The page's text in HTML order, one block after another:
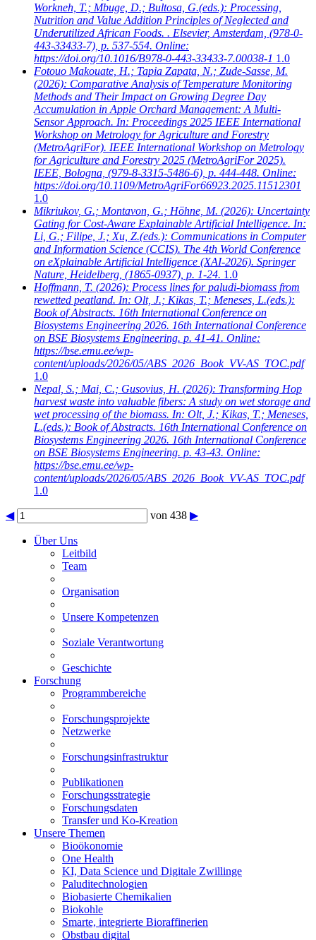
Workneh, T.; Mbuge, D.; Bultosa, G.(eds.): Processing,
Nutrition and Value Addition Principles of Neglected and
Underutilized African Foods. . Elsevier, Amsterdam, (978-0-
443-33433-7), p. 537-554. Online:
https://doi.org/10.1016/B978-0-443-33433-7.00038-1 1.0
Fotouo Makouate, H.; Tapia Zapata, N.; Zude-Sasse, M.
(2026): Comparative Analysis of Temperature Monitoring
Methods and Their Impact on Growing Degree Day
Accumulation in Apple Orchard Management: A Multi-
Sensor Approach. In: Proceedings 2025 IEEE International
Workshop on Metrology for Agriculture and Forestry
(MetroAgriFor). IEEE International Workshop on Metrology
for Agriculture and Forestry 2025 (MetroAgriFor 2025).
IEEE, Bologna, (979-8-3315-5486-6), p. 444-448. Online:
https://doi.org/10.1109/MetroAgriFor66923.2025.11512301
1.0
Mikriukov, G.; Montavon, G.; Höhne, M. (2026): Uncertainty
Gating for Cost-Aware Explainable Artificial Intelligence. In:
Li, G.; Filipe, J.; Xu, Z.(eds.): Communications in Computer
and Information Science (CCIS). The 4th World Conference
on eXplainable Artificial Intelligence (XAI-2026). Springer
Nature, Heidelberg, (1865-0937), p. 1-24. 1.0
Hoffmann, T. (2026): Process lines for paludi-biomass from
rewetted peatland. In: Olt, J.; Kikas, T.; Meneses, L.(eds.):
Book of Abstracts. 16th International Conference on
Biosystems Engineering 2026. 16th International Conference
on BSE Biosystems Engineering. p. 41-41. Online:
https://bse.emu.ee/wp-
content/uploads/2026/05/ABS_2026_Book_VV-AS_TOC.pdf
1.0
Nepal, S.; Mai, C.; Gusovius, H. (2026): Transforming Hop
harvest waste into valuable fibers: A study on wet storage and
wet processing of the biomass. In: Olt, J.; Kikas, T.; Meneses,
L.(eds.): Book of Abstracts. 16th International Conference on
Biosystems Engineering 2026. 16th International Conference
on BSE Biosystems Engineering. p. 43-43. Online:
https://bse.emu.ee/wp-
content/uploads/2026/05/ABS_2026_Book_VV-AS_TOC.pdf
1.0
◀ von 438 ▶
Über Uns
Leitbild
Team
Organisation
Unsere Kompetenzen
Soziale Verantwortung
Geschichte
Forschung
Programmbereiche
Forschungsprojekte
Netzwerke
Forschungsinfrastruktur
Publikationen
Forschungsstrategie
Forschungsdaten
Transfer und Ko-Kreation
Unsere Themen
Bioökonomie
One Health
KI, Data Science und Digitale Zwillinge
Paluditechnologien
Biobasierte Chemikalien
Biokohle
Smarte, integrierte Bioraffinerien
Obstbau digital